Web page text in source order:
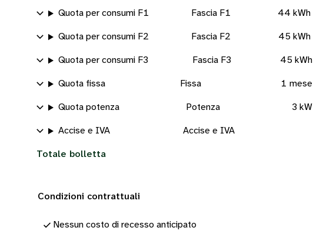
Quota per consumi F1 Fascia F1 44 kWh
Quota per consumi F2 Fascia F2 45 kWh
Quota per consumi F3 Fascia F3 45 kWh
Quota fissa Fissa 1 mese
Quota potenza Potenza 3 kW
Accise e IVA Accise e IVA
Totale bolletta
Condizioni contrattuali
Nessun costo di recesso anticipato